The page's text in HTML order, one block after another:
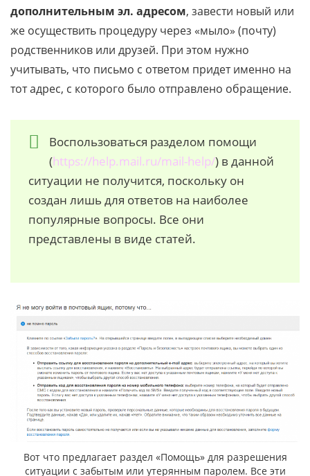
дополнительным эл. адресом, завести новый или
же осуществить процедуру через «мыло» (почту)
родственников или друзей. При этом нужно
учитывать, что письмо с ответом придет именно на
тот адрес, с которого было отправлено обращение.
Воспользоваться разделом помощи
(https://help.mail.ru/mail-help/) в данной
ситуации не получится, поскольку он
создан лишь для ответов на наиболее
популярные вопросы. Все они
представлены в виде статей.
Вот что предлагает раздел «Помощь» для разрешения
ситуации с забытым или утерянным паролем. Все эти